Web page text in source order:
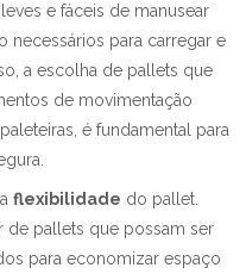
e fáceis de manusear
para carregar e
a escolha de pallets que
de movimentação
é fundamental para
aflexibilidade do pallet.
de pallets que possam ser
para economizar espaço